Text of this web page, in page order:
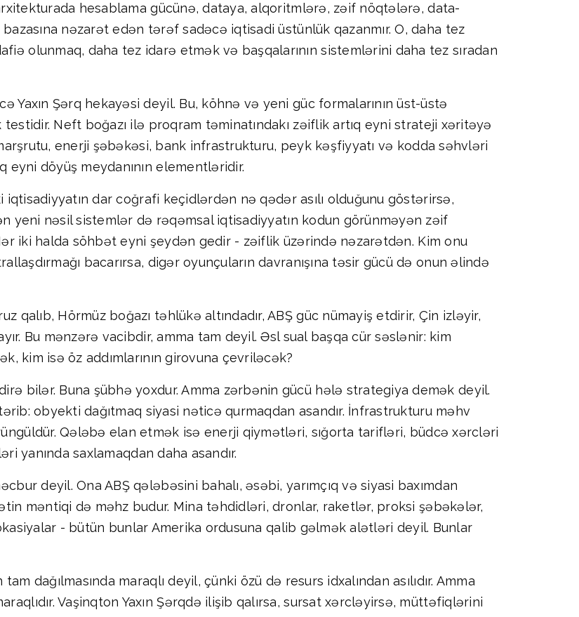
hesablama gücünə, dataya, alqoritmlərə, zəif nöqtələrə, data-
nəzarət edən tərəf sadəcə iqtisadi üstünlük qazanmır. O, daha tez
olunmaq, daha tez idarə etmək və başqalarının sistemlərini daha tez sıradan
Yaxın Şərq hekayəsi deyil. Bu, köhnə və yeni güc formalarının üst-üstə
Neft boğazı ilə proqram təminatındakı zəiflik artıq eyni strateji xəritəyə
enerji şəbəkəsi, bank infrastrukturu, peyk kəşfiyyatı və kodda səhvləri
döyüş meydanının elementləridir.
dar coğrafi keçidlərdən nə qədər asılı olduğunu göstərirsə,
yeni nəsil sistemlər də rəqəmsal iqtisadiyyatın kodun görünməyən zəif
iki halda söhbət eyni şeydən gedir - zəiflik üzərində nəzarətdən. Kim onu
bacarırsa, digər oyunçuların davranışına təsir gücü də onun əlində
qalıb, Hörmüz boğazı təhlükə altındadır, ABŞ güc nümayiş etdirir, Çin izləyir,
Bu mənzərə vacibdir, amma tam deyil. Əsl sual başqa cür səslənir: kim
kim isə öz addımlarının girovuna çevriləcək?
bilər. Buna şübhə yoxdur. Amma zərbənin gücü hələ strategiya demək deyil.
obyekti dağıtmaq siyasi nəticə qurmaqdan asandır. İnfrastrukturu məhv
Qələbə elan etmək isə enerji qiymətləri, sığorta tarifləri, büdcə xərcləri
yanında saxlamaqdan daha asandır.
deyil. Ona ABŞ qələbəsini bahalı, əsəbi, yarımçıq və siyasi baxımdan
məntiqi də məhz budur. Mina təhdidləri, dronlar, raketlər, proksi şəbəkələr,
- bütün bunlar Amerika ordusuna qalib gəlmək alətləri deyil. Bunlar
dağılmasında maraqlı deyil, çünki özü də resurs idxalından asılıdır. Amma
Vaşinqton Yaxın Şərqdə ilişib qalırsa, sursat xərcləyirsə, müttəfiqlərini